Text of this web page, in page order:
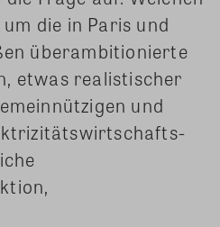
die in Paris und
überambitionierte
etwas realistischer
und